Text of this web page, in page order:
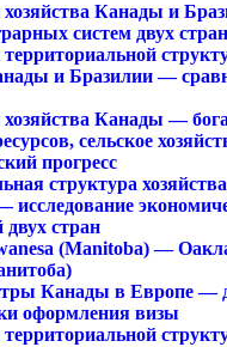
хозяйства Канады и
систем двух стран
территориальной
и Бразилии —
хозяйства Канады —
сельское
прогресс
структура
исследование
двух стран
(Manitoba) —
Канады в Европе —
оформления визы
территориальной